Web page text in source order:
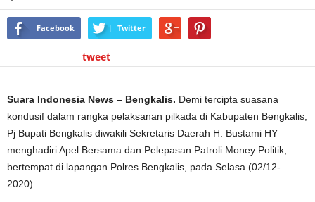
Facebook Twitter
tweet
Suara Indonesia News – Bengkalis. Demi tercipta suasana
kondusif dalam rangka pelaksanan pilkada di Kabupaten Bengkalis,
Pj Bupati Bengkalis diwakili Sekretaris Daerah H. Bustami HY
menghadiri Apel Bersama dan Pelepasan Patroli Money Politik,
bertempat di lapangan Polres Bengkalis, pada Selasa (02/12-
2020).